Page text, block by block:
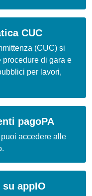
CUC
(CUC) si
di gara e
per lavori,
pagoPA
accedere alle
appIO